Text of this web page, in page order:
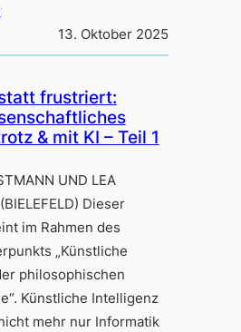
13. Oktober 2025
frustriert:
& mit KI – Teil 1
UND LEA
Dieser
im Rahmen des
„Künstliche
philosophischen
Künstliche Intelligenz
mehr nur Informatik